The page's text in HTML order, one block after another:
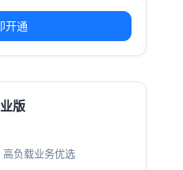
开通
版
负载业务优选